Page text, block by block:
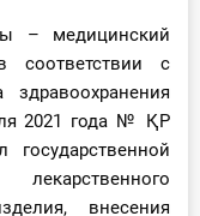
– медицинский
соответствии с
2021 года № ҚР
лекарственного
внесения